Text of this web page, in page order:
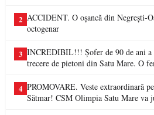
2 ACCIDENT. O oșancă din Negrești-
octogenar
3 INCREDIBIL!!! Șofer de 90 de ani a
trecere de pietoni din Satu Mare. O
4 PROMOVARE. Veste extraordinară
Sătmar! CSM Olimpia Satu Mare va